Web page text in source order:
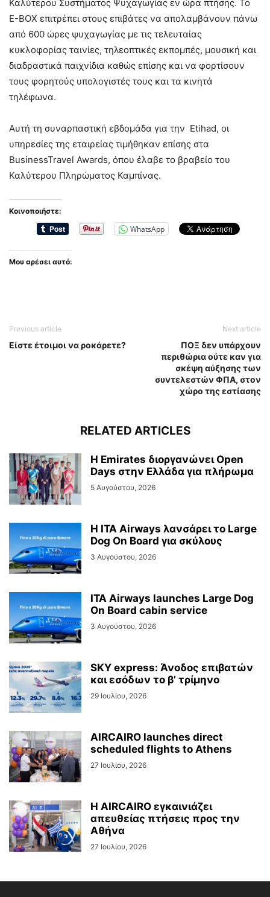
Καλύτερου Συστήματος Ψυχαγωγίας εν ώρα πτήσης. Το
E-BOX επιτρέπει στους επιβάτες να απολαμβάνουν πάνω
από 600 ώρες ψυχαγωγίας με τις τελευταίας
κυκλοφορίας ταινίες, τηλεοπτικές εκπομπές, μουσική και
διαδραστικά παιχνίδια καθώς επίσης και να φορτίσουν
τους φορητούς υπολογιστές τους και τα κινητά
τηλέφωνα.
Αυτή τη συναρπαστική εβδομάδα για την Etihad, οι
υπηρεσίες της εταιρείας τιμήθηκαν επίσης στα
BusinessTravel Awards, όπου έλαβε το βραβείο του
Καλύτερου Πληρώματος Καμπίνας.
Κοινοποιήστε:
WhatsApp
Μου αρέσει αυτό:
Previous article
Είστε έτοιμοι να ροκάρετε?
Next article
ΠΟΞ δεν υπάρχουν
περιθώρια ούτε καν για
σκέψη αύξησης των
συντελεστών ΦΠΑ, στον
χώρο της εστίασης
RELATED ARTICLES
Η Emirates διοργανώνει Open
Days στην Ελλάδα για πλήρωμα
5 Αυγούστου, 2026
Η ITA Airways λανσάρει το Large
Dog On Board για σκύλους
3 Αυγούστου, 2026
ITA Airways launches Large Dog
On Board cabin service
3 Αυγούστου, 2026
SKY express: Άνοδος επιβατών
και εσόδων το β’ τρίμηνο
29 Ιουλίου, 2026
AIRCAIRO launches direct
scheduled flights to Athens
27 Ιουλίου, 2026
Η AIRCAIRO εγκαινιάζει
απευθείας πτήσεις προς την
Αθήνα
27 Ιουλίου, 2026